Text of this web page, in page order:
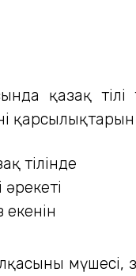
қазақ
мүшесі,